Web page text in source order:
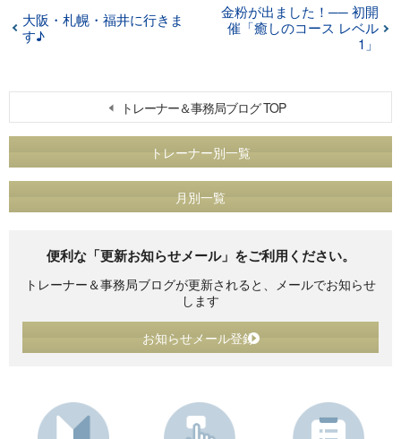
トレーナー＆事務局ブログ TOP
トレーナー別一覧
月別一覧
便利な「更新お知らせメール」をご利用ください。
トレーナー＆事務局ブログが更新されると、メールでお知らせ
します
お知らせメール登録
大阪・札幌・福井に行きま
す♪
金粉が出ました！── 初開
催「癒しのコース レベル
1」